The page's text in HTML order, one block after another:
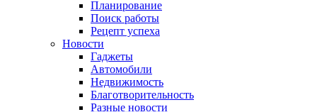
Планирование
Поиск работы
Рецепт успеха
Новости
Гаджеты
Автомобили
Недвижимость
Благотворительность
Разные новости